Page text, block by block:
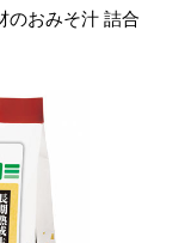
のおみそ汁 詰合